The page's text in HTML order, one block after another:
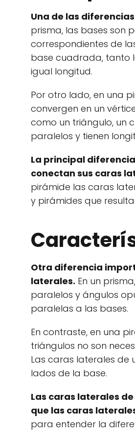
Una de las
prisma, las bases son
correspondientes de
base cuadrada, tanto
igual longitud.
Por otro lado, en una
convergen en un
como un triángulo, un
paralelos y tienen
La principal
conectan sus caras
pirámide las caras
y pirámides que
Otra diferencia
laterales. En un
paralelos y ángulos
paralelas a las bases.
En contraste, en una
triángulos no son
Las caras laterales de
lados de la base.
Las caras laterales
que las caras
para entender la